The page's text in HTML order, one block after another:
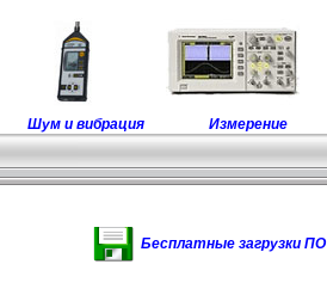
Шум и вибрация Измерение
Бесплатные загрузки ПО